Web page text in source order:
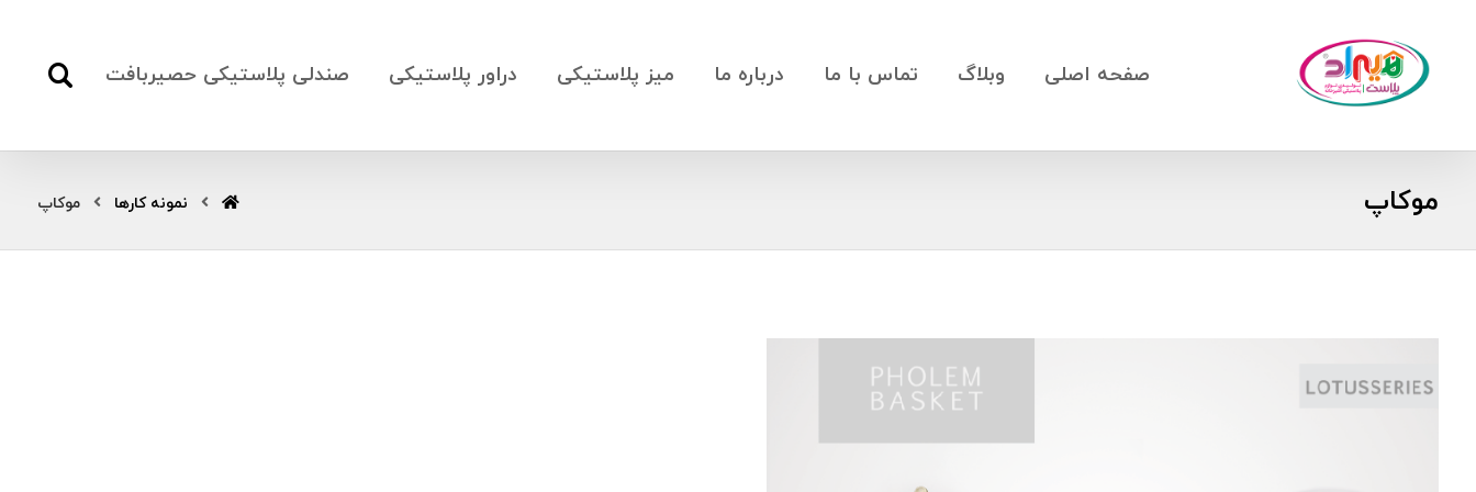
صفحه اصلی وبلاگ تماس با ما درباره ما میز پلاستیکی دراور پلاستیکی صندلی پلاستیکی حصیربافت
موکاپ نمونه کارها موکاپ